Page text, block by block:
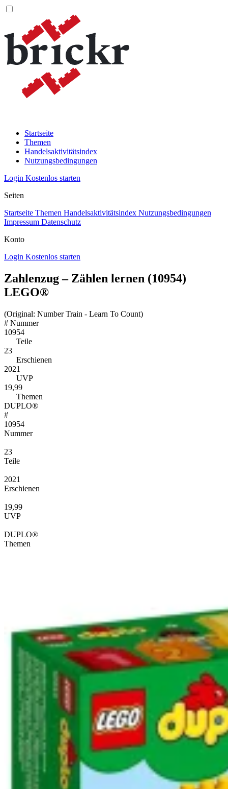
Startseite
Themen
Handelsaktivitätsindex
Nutzungsbedingungen
Login Kostenlos starten
Seiten
Startseite Themen Handelsaktivitätsindex Nutzungsbedingungen
Impressum Datenschutz
Konto
Login Kostenlos starten
Zahlenzug – Zählen lernen (10954)
LEGO®
(Original: Number Train - Learn To Count)
# Nummer
10954
Teile
23
Erschienen
2021
UVP
19,99
Themen
DUPLO®
#
10954
Nummer
23
Teile
2021
Erschienen
19,99
UVP
DUPLO®
Themen